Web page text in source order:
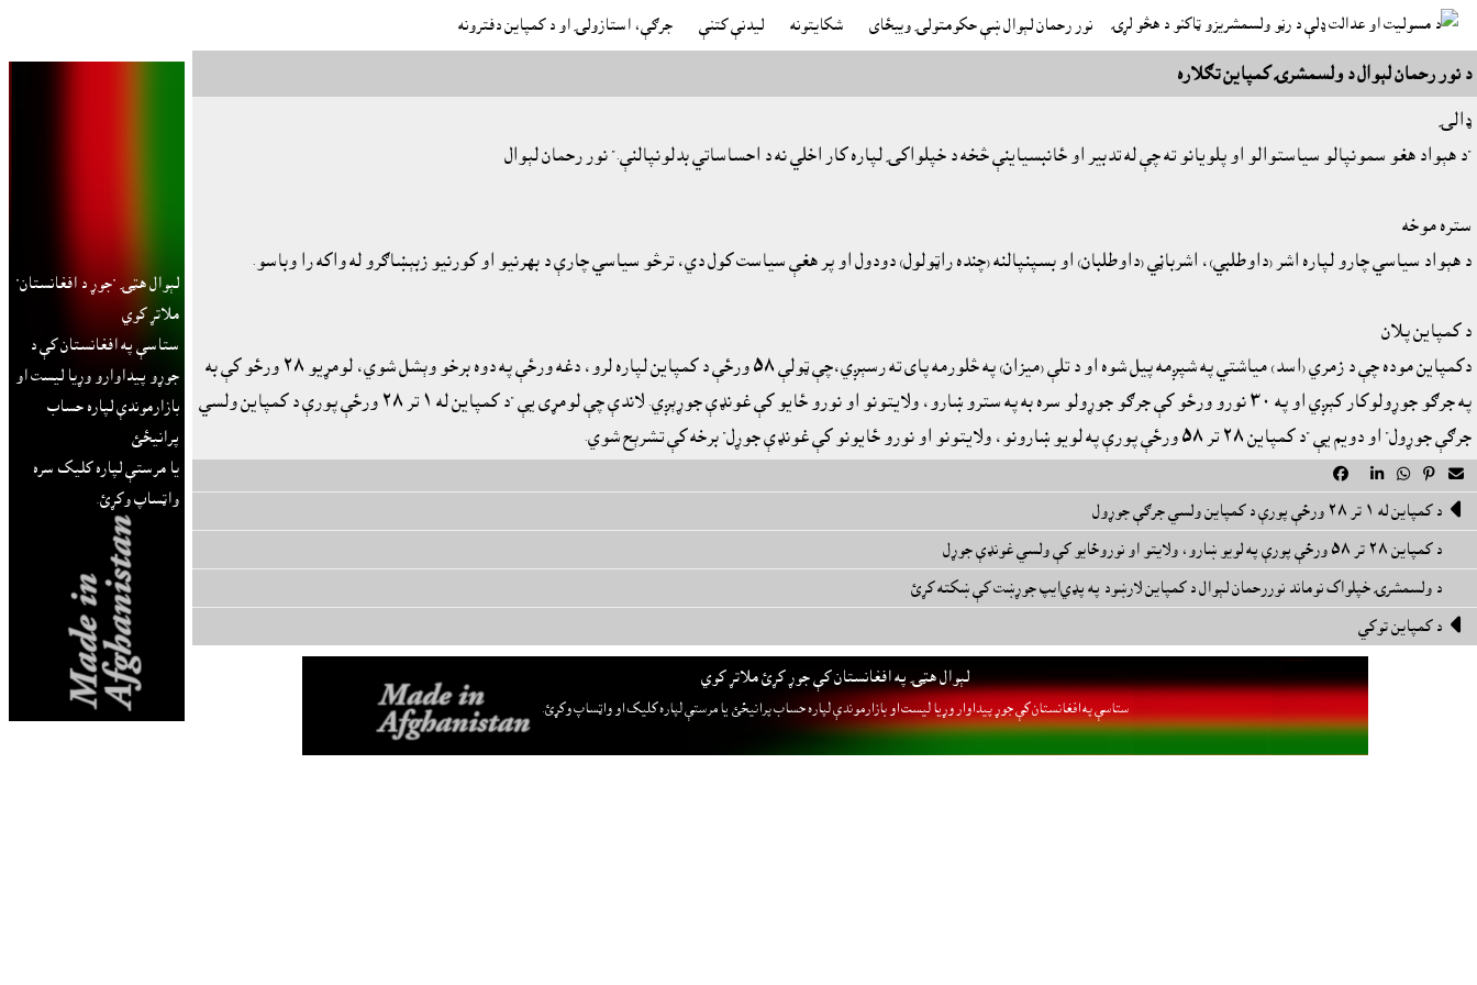
نور رحمان لېوال ښې حکومتولۍ ويبځاى شکايتونه ليدنې کتنې جرګې، استازولۍ او د کمپاين دفترونه
د نور رحمان لېوال د ولسمشرۍ کمپاين تګلاره
ډالۍ
"د هېواد هغو سمونپالو سياستوالو او پلويانو ته چې له تدبير او ځانبسياينې څخه د خپلواکۍ لپاره کار اخلي نه د احساساتي بدلونپالنې." نور رحمان لېوال
ستره موخه
د هېواد سياسي چارو لپاره اشر (داوطلبي)، اشرباڼي (داوطلبان) او بسپنپالنه (چنده راټولول) دودول او پر هغې سياست کول دي، ترڅو سياسي چارې د بهرنيو او کورنيو زبېښاګرو له واکه را وباسو.
د کمپاين پلان
دکمپاين موده چې د زمري (اسد) مياشتي په شپږمه پيل شوه او د تلې (ميزان) په څلورمه پاى ته رسېږي،چې ټولې ٥٨ ورځې د کمپاين لپاره لرو، دغه ورځې په دوه برخو وېشل شوي، لومړيو ٢٨ ورځو کې به
په جرګو جوړولوکار کېږي او په ٣٠ نورو ورځو کې جرګو جوړولو سره به په سترو ښارو، ولايتونو او نورو ځايو کې غونډې جوړېږي. لاندې چې لومړى يې "د کمپاين له ١ تر ٢٨ ورځې پورې د کمپاين ولسي
جرګې جوړول" او دويم يې "د کمپاين ٢٨ تر ٥٨ ورځې پورې په لويو ښارونو، ولايتونو او نورو ځايونو کې غونډې جوړل" برخه کې تشرېح شوي.
    
 د کمپاين له ١ تر ٢٨ ورځې پورې د کمپاين ولسي جرګې جوړول
د کمپاين ٢٨ تر ٥٨ ورځې پورې په لويو ښارو، ولايتو او نوروځايو کې ولسي غونډې جوړل
د ولسمشرۍ خپلواک نوماند نوررحمان لېوال د کمپاين لارښود په پډي‌ايپ جوړښت کې ښکته کړئ
 د کمپاين توکي
لېوال هټۍ په افغانستان کې جوړ کړئ ملاتړ کوي
ستاسې په افغانستان کې جوړ پيداوار وړيا ليست او بازارموندې لپاره حساب پرانيځئ يا مرستې لپاره کليک او واټساپ وکړئ.
لېوال هټۍ "جوړ د افغانستان"
ملاتړ کوي
ستاسې په افغانستان کې د
جوړو پيداوارو وړيا ليست او
بازارموندې لپاره حساب
پرانيځئ
يا مرستې لپاره کليک سره
واټساپ وکړئ.